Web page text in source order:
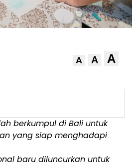
A A A
berkumpul di Bali untuk
yang siap menghadapi
baru diluncurkan untuk